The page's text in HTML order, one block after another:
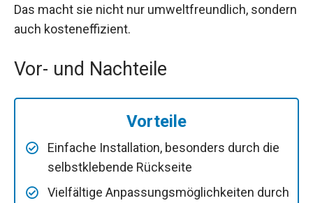
Das macht sie nicht nur umweltfreundlich, sondern
auch kosteneffizient.
Vor- und Nachteile
Vorteile
Einfache Installation, besonders durch die
selbstklebende Rückseite
Vielfältige Anpassungsmöglichkeiten durch